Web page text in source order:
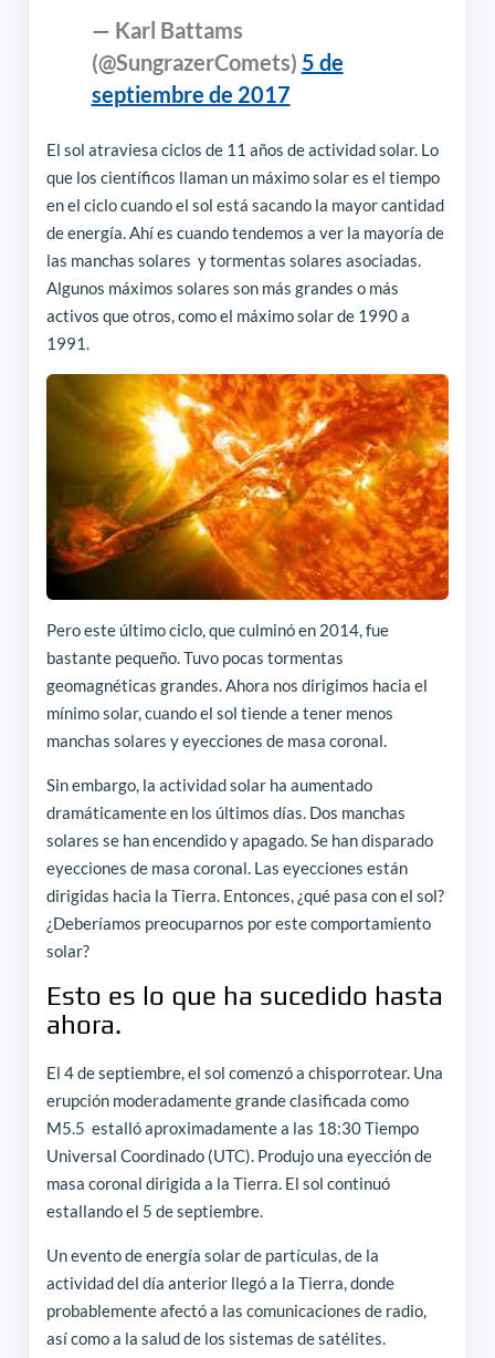
— Karl Battams
(@SungrazerComets) 5 de
septiembre de 2017
El sol atraviesa ciclos de 11 años de actividad solar. Lo
que los científicos llaman un máximo solar es el tiempo
en el ciclo cuando el sol está sacando la mayor cantidad
de energía. Ahí es cuando tendemos a ver la mayoría de
las manchas solares y tormentas solares asociadas.
Algunos máximos solares son más grandes o más
activos que otros, como el máximo solar de 1990 a
1991.
Pero este último ciclo, que culminó en 2014, fue
bastante pequeño. Tuvo pocas tormentas
geomagnéticas grandes. Ahora nos dirigimos hacia el
mínimo solar, cuando el sol tiende a tener menos
manchas solares y eyecciones de masa coronal.
Sin embargo, la actividad solar ha aumentado
dramáticamente en los últimos días. Dos manchas
solares se han encendido y apagado. Se han disparado
eyecciones de masa coronal. Las eyecciones están
dirigidas hacia la Tierra. Entonces, ¿qué pasa con el sol?
¿Deberíamos preocuparnos por este comportamiento
solar?
Esto es lo que ha sucedido hasta
ahora.
El 4 de septiembre, el sol comenzó a chisporrotear. Una
erupción moderadamente grande clasificada como
M5.5 estalló aproximadamente a las 18:30 Tiempo
Universal Coordinado (UTC). Produjo una eyección de
masa coronal dirigida a la Tierra. El sol continuó
estallando el 5 de septiembre.
Un evento de energía solar de partículas, de la
actividad del día anterior llegó a la Tierra, donde
probablemente afectó a las comunicaciones de radio,
así como a la salud de los sistemas de satélites.